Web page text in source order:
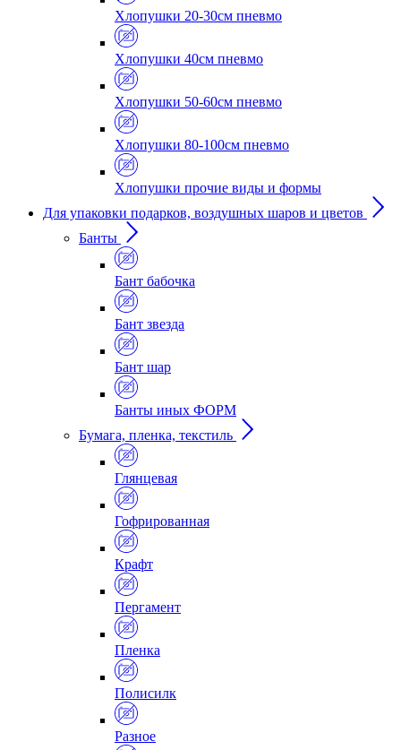
Хлопушки 20-30см пневмо
Хлопушки 40см пневмо
Хлопушки 50-60см пневмо
Хлопушки 80-100см пневмо
Хлопушки прочие виды и формы
Для упаковки подарков, воздушных шаров и цветов
Банты
Бант бабочка
Бант звезда
Бант шар
Банты иных ФОРМ
Бумага, пленка, текстиль
Глянцевая
Гофрированная
Крафт
Пергамент
Пленка
Полисилк
Разное